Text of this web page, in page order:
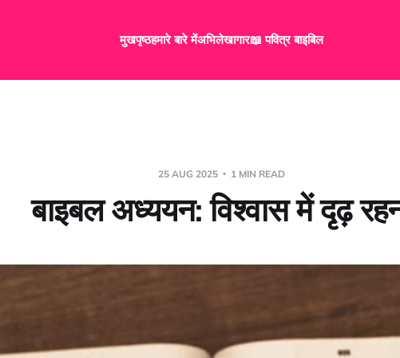
मुखपृष्ठहमारे बारे मेंअभिलेखागार📖 पवित्र बाइबिल
25 AUG 2025 1 MIN READ
बाइबल अध्ययन: विश्वास में दृढ़